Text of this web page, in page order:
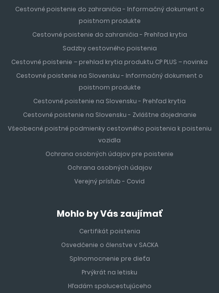
Cestovné poistenie do zahraničia - Informačný dokument o
poistnom produkte
Cestovné poistenie do zahraničia - Prehľad krytia
Sadzby cestovného poistenia
Cestovné poistenie – prehlad krytia produktu CP PLUS – novinka
Cestovné poistenie na Slovensku - Informačný dokument o
poistnom produkte
Cestovné poistenie na Slovensku - Prehľad krytia
Cestovné poistenie na Slovensku - Zvláštne dojednanie
Všeobecné poistné podmienky cestovného poistenia k poisteniu
vozidla
Ochrana osobných údajov pre poistenie
Ochrana osobných údajov
Verejný prísľub - Covid
Mohlo by Vás zaujímať
Certifikát poistenia
Osvedčenie o členstve v SACKA
Splnomocnenie pre dieťa
Prvýkrát na letisku
Hľadám spolucestujúceho